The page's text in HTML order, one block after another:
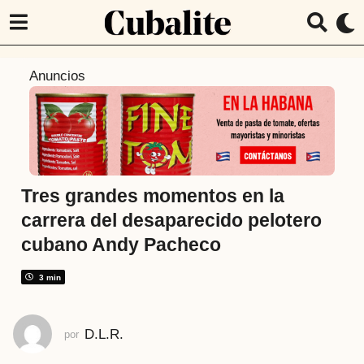
t
á
s
7
ñ
o
s
Anuncios
Tres grandes momentos en la
carrera del desaparecido pelotero
cubano Andy Pacheco
3 min
por D.L.R.